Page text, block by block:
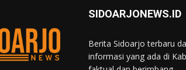
SIDOARJONEWS.ID
Berita Sidoarjo terbaru
informasi yang ada di